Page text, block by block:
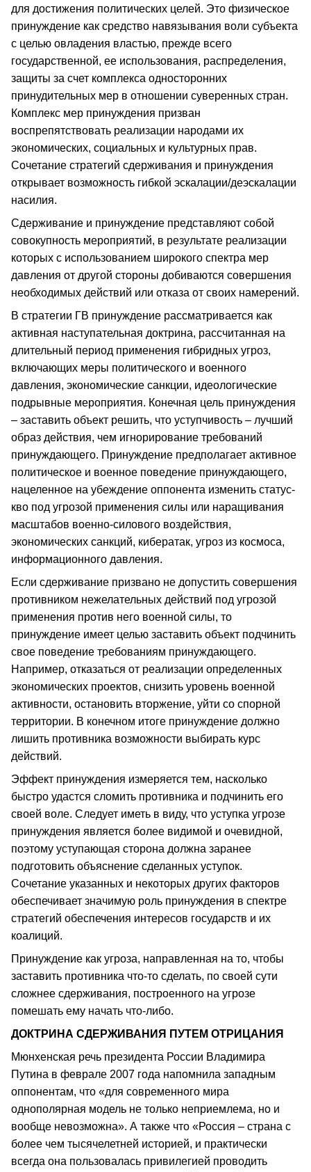
для достижения политических целей. Это физическое
принуждение как средство навязывания воли субъекта
с целью овладения властью, прежде всего
государственной, ее использования, распределения,
защиты за счет комплекса односторонних
принудительных мер в отношении суверенных стран.
Комплекс мер принуждения призван
воспрепятствовать реализации народами их
экономических, социальных и культурных прав.
Сочетание стратегий сдерживания и принуждения
открывает возможность гибкой эскалации/деэскалации
насилия.
Сдерживание и принуждение представляют собой
совокупность мероприятий, в результате реализации
которых с использованием широкого спектра мер
давления от другой стороны добиваются совершения
необходимых действий или отказа от своих намерений.
В стратегии ГВ принуждение рассматривается как
активная наступательная доктрина, рассчитанная на
длительный период применения гибридных угроз,
включающих меры политического и военного
давления, экономические санкции, идеологические
подрывные мероприятия. Конечная цель принуждения
– заставить объект решить, что уступчивость – лучший
образ действия, чем игнорирование требований
принуждающего. Принуждение предполагает активное
политическое и военное поведение принуждающего,
нацеленное на убеждение оппонента изменить статус-
кво под угрозой применения силы или наращивания
масштабов военно-силового воздействия,
экономических санкций, кибератак, угроз из космоса,
информационного давления.
Если сдерживание призвано не допустить совершения
противником нежелательных действий под угрозой
применения против него военной силы, то
принуждение имеет целью заставить объект подчинить
свое поведение требованиям принуждающего.
Например, отказаться от реализации определенных
экономических проектов, снизить уровень военной
активности, остановить вторжение, уйти со спорной
территории. В конечном итоге принуждение должно
лишить противника возможности выбирать курс
действий.
Эффект принуждения измеряется тем, насколько
быстро удастся сломить противника и подчинить его
своей воле. Следует иметь в виду, что уступка угрозе
принуждения является более видимой и очевидной,
поэтому уступающая сторона должна заранее
подготовить объяснение сделанных уступок.
Сочетание указанных и некоторых других факторов
обеспечивает значимую роль принуждения в спектре
стратегий обеспечения интересов государств и их
коалиций.
Принуждение как угроза, направленная на то, чтобы
заставить противника что-то сделать, по своей сути
сложнее сдерживания, построенного на угрозе
помешать ему начать что-либо.
ДОКТРИНА СДЕРЖИВАНИЯ ПУТЕМ ОТРИЦАНИЯ
Мюнхенская речь президента России Владимира
Путина в феврале 2007 года напомнила западным
оппонентам, что «для современного мира
однополярная модель не только неприемлема, но и
вообще невозможна». А также что «Россия – страна с
более чем тысячелетней историей, и практически
всегда она пользовалась привилегией проводить